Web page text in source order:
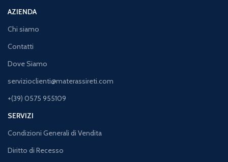
AZIENDA
Chi siamo
Contatti
Dove Siamo
servizioclienti@materassireti.com
+(39) 0575 955109
SERVIZI
Condizioni Generali di Vendita
Diritto di Recesso